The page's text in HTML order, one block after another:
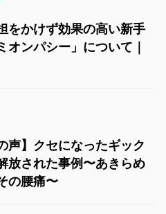
をかけず効果の高い新手
オンパシー」について｜
声】クセになったギック
放された事例〜あきらめ
の腰痛〜